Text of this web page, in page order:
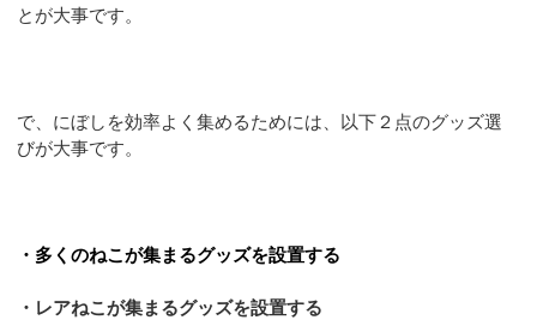
とが大事です。
で、にぼしを効率よく集めるためには、以下２点のグッズ選
びが大事です。
・多くのねこが集まるグッズを設置する
・レアねこが集まるグッズを設置する